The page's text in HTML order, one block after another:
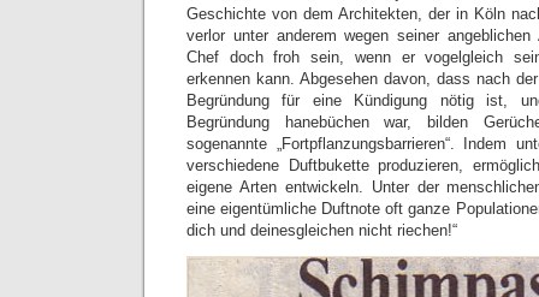
Geschichte von dem Architekten, der in Köln
verlor unter anderem wegen seiner
Chef doch froh sein, wenn er vogelgleich
erkennen kann. Abgesehen davon, dass nach
Begründung für eine Kündigung nötig ist,
Begründung hanebüchen war, bilden
sogenannte „Fortpflanzungsbarrieren“. Indem
verschiedene Duftbukette produzieren,
eigene Arten entwickeln. Unter der
eine eigentümliche Duftnote oft ganze
dich und deinesgleichen nicht riechen!“